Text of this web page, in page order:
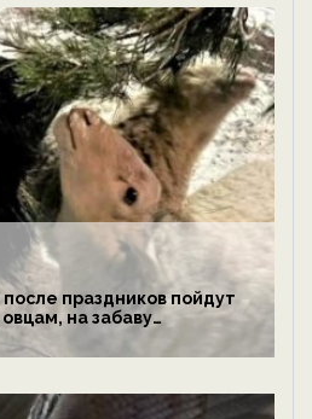
праздников пойдут
на забаву
и леопардам — новости